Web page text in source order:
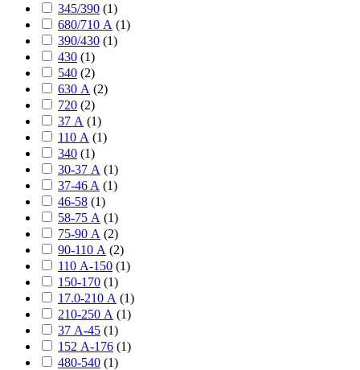
345/390 (1)
680/710 А (1)
390/430 (1)
430 (1)
540 (2)
630 А (2)
720 (2)
37 А (1)
110 А (1)
340 (1)
30-37 А (1)
37-46 A (1)
46-58 (1)
58-75 А (1)
75-90 А (2)
90-110 А (2)
110 А-150 (1)
150-170 (1)
17.0-210 А (1)
210-250 А (1)
37 А-45 (1)
152 А-176 (1)
480-540 (1)